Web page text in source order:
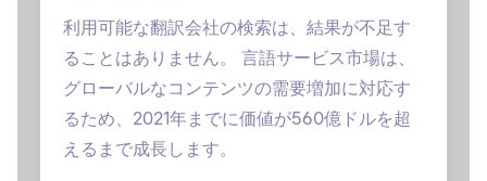
利用可能な翻訳会社の検索は、結果が不足す
ることはありません。 言語サービス市場は、
グローバルなコンテンツの需要増加に対応す
るため、2021年までに価値が560億ドルを超
えるまで成長します。